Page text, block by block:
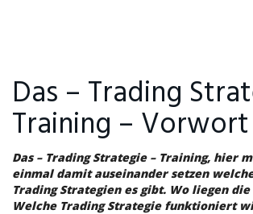
Das – Trading
Training – Vorwort
Das – Trading Strategie – Training, hier
einmal damit auseinander setzen
Trading Strategien es gibt. Wo liegen
Welche Trading Strategie funktioniert